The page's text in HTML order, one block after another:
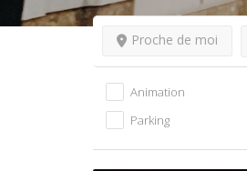
Proche de moi
Animation
Parking